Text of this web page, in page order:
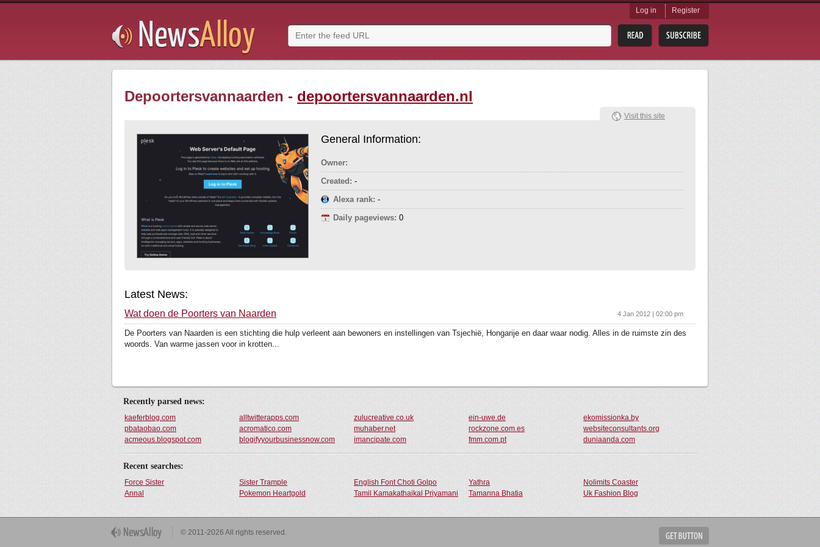
Log in Register
Depoortersvannaarden - depoortersvannaarden.nl
General Information:
Owner:
Created: -
Alexa rank: -
Daily pageviews: 0
Visit this site
Latest News:
Wat doen de Poorters van Naarden 4 Jan 2012 | 02:00 pm
De Poorters van Naarden is een stichting die hulp verleent aan bewoners en instellingen van Tsjechië, Hongarije en daar waar nodig. Alles in de ruimste zin des
woords. Van warme jassen voor in krotten...
Recently parsed news:
kaeferblog.com alltwitterapps.com zulucreative.co.uk ein-uwe.de
ekomissionka.by
pbataobao.com
acromatico.com muhaber.net rockzone.com.es
websiteconsultants.org
acmeous.blogspot.com
blogifyyourbusinessnow.com imancipate.com fmm.com.pt duniaanda.com
Recent searches:
Force Sister Sister Trample English Font Choti Golpo Yathra
Nolimits Coaster
Annal
Pokemon Heartgold Tamil Kamakathaikal Priyamani Tamanna Bhatia Uk Fashion Blog
© 2011-2026 All rights reserved.